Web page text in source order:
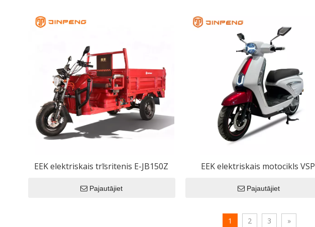
EEK elektriskais trīsritenis E-JB150Z
Pajautājiet
EEK elektriskais motocikls VSP
Pajautājiet
1 2 3 »